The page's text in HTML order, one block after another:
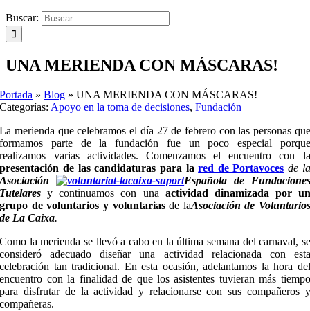
Buscar:
UNA MERIENDA CON MÁSCARAS!
Portada »Blog »UNA MERIENDA CON MÁSCARAS!
Categorías: Apoyo en la toma de decisiones,Fundación
La merienda que celebramos el día 27 de febrero con las personas que
formamos parte de la fundación fue un poco especial porque
realizamos varias actividades. Comenzamos el encuentro con la
presentación de las candidaturas para lared de Portavoces de la
Asociación
Española de Fundaciones
Tutelares y continuamos con una actividad dinamizada por un
grupo de voluntarios y voluntariasde laAsociación de Voluntarios
de La Caixa.
Como la merienda se llevó a cabo en la última semana del carnaval, se
consideró adecuado diseñar una actividad relacionada con esta
celebración tan tradicional. En esta ocasión, adelantamos la hora del
encuentro con la finalidad de que los asistentes tuvieran más tiempo
para disfrutar de la actividad y relacionarse con sus compañeros y
compañeras.